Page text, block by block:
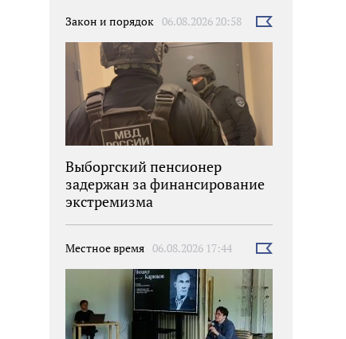
Закон и порядок 06.08.2026 20:58
Выбрать
Выборгский пенсионер
задержан за финансирование
экстремизма
Местное время 06.08.2026 17:44
Выбрать